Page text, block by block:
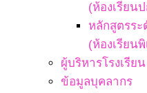
(ห้องเรียน
หลักสูตรร
(ห้องเรียน
ผู้บริหารโรงเรียน
ข้อมูลบุคลากร